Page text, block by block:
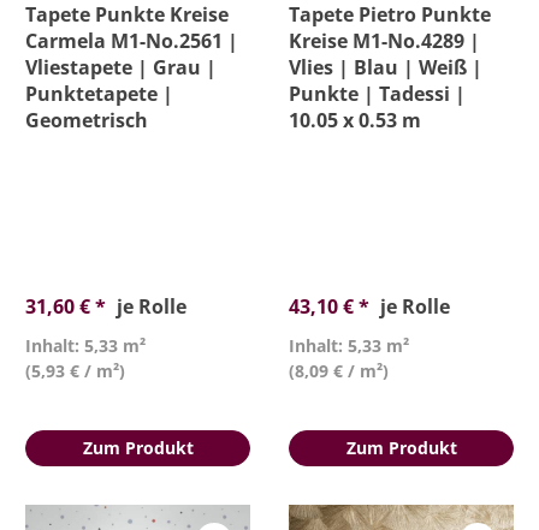
Tapete Punkte Kreise
Carmela M1-No.2561 |
Vliestapete | Grau |
Punktetapete |
Geometrisch
31,60 € * je Rolle
Inhalt: 5,33 m²
(5,93 € / m²)
Zum Produkt
Tapete Pietro Punkte
Kreise M1-No.4289 |
Vlies | Blau | Weiß |
Punkte | Tadessi |
10.05 x 0.53 m
43,10 € * je Rolle
Inhalt: 5,33 m²
(8,09 € / m²)
Zum Produkt